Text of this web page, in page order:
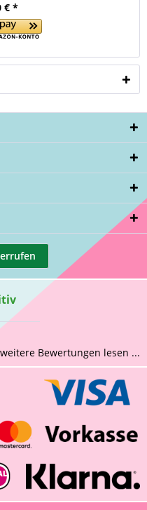
€ *
weitere Bewertungen lesen ...